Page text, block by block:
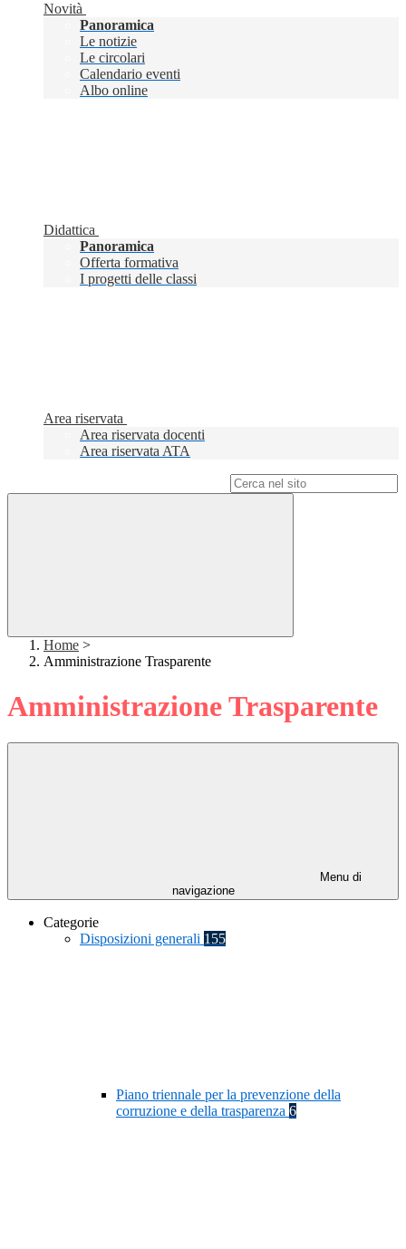
Novità
Panoramica
Le notizie
Le circolari
Calendario eventi
Albo online
Didattica
Panoramica
Offerta formativa
I progetti delle classi
Area riservata
Area riservata docenti
Area riservata ATA
Home >
Amministrazione Trasparente
Amministrazione Trasparente
Menu di
navigazione
Categorie
Disposizioni generali 155
Piano triennale per la prevenzione della
corruzione e della trasparenza 6